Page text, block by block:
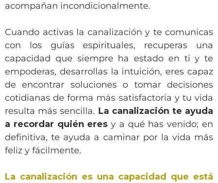
acompañan incondicionalmente.
Cuando activas la canalización y te comunicas
con los guías espirituales, recuperas una
capacidad que siempre ha estado en ti y te
empoderas, desarrollas la intuición, eres capaz
de encontrar soluciones o tomar decisiones
cotidianas de forma más satisfactoria y tu vida
resulta más sencilla. La canalización te ayuda
a recordar quién eres y a qué has venido; en
definitiva, te ayuda a caminar por la vida más
feliz y fácilmente.
La canalización es una capacidad que está